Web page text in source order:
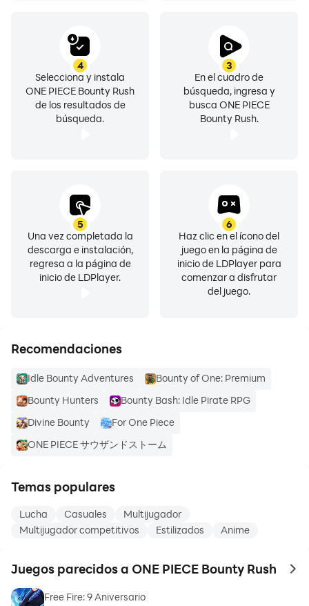
3
En el cuadro de
búsqueda, ingresa y
busca ONE PIECE
Bounty Rush.
4
Selecciona y instala
ONE PIECE Bounty Rush
de los resultados de
búsqueda.
5
Una vez completada la
descarga e instalación,
regresa a la página de
inicio de LDPlayer.
6
Haz clic en el ícono del
juego en la página de
inicio de LDPlayer para
comenzar a disfrutar
del juego.
Recomendaciones
Idle Bounty Adventures
Bounty of One: Premium
Bounty Hunters
Bounty Bash: Idle Pirate RPG
Divine Bounty
For One Piece
ONE PIECE サウザンドストーム
Temas populares
Lucha Casuales
Multijugador
Multijugador competitivos
Estilizados Anime
Juegos parecidos a ONE PIECE Bounty Rush to
Free Fire: 9 Aniversario